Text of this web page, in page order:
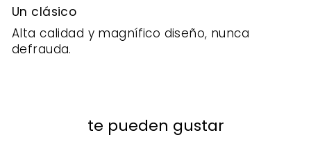
Un clásico
Alta calidad y magnífico diseño, nunca
defrauda.
te pueden gustar